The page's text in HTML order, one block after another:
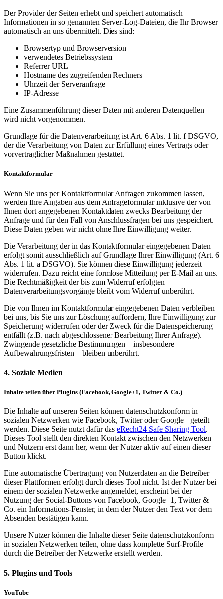
Der Provider der Seiten erhebt und speichert automatisch
Informationen in so genannten Server-Log-Dateien, die Ihr Browser
automatisch an uns übermittelt. Dies sind:
Browsertyp und Browserversion
verwendetes Betriebssystem
Referrer URL
Hostname des zugreifenden Rechners
Uhrzeit der Serveranfrage
IP-Adresse
Eine Zusammenführung dieser Daten mit anderen Datenquellen
wird nicht vorgenommen.
Grundlage für die Datenverarbeitung ist Art. 6 Abs. 1 lit. f DSGVO,
der die Verarbeitung von Daten zur Erfüllung eines Vertrags oder
vorvertraglicher Maßnahmen gestattet.
Kontaktformular
Wenn Sie uns per Kontaktformular Anfragen zukommen lassen,
werden Ihre Angaben aus dem Anfrageformular inklusive der von
Ihnen dort angegebenen Kontaktdaten zwecks Bearbeitung der
Anfrage und für den Fall von Anschlussfragen bei uns gespeichert.
Diese Daten geben wir nicht ohne Ihre Einwilligung weiter.
Die Verarbeitung der in das Kontaktformular eingegebenen Daten
erfolgt somit ausschließlich auf Grundlage Ihrer Einwilligung (Art. 6
Abs. 1 lit. a DSGVO). Sie können diese Einwilligung jederzeit
widerrufen. Dazu reicht eine formlose Mitteilung per E-Mail an uns.
Die Rechtmäßigkeit der bis zum Widerruf erfolgten
Datenverarbeitungsvorgänge bleibt vom Widerruf unberührt.
Die von Ihnen im Kontaktformular eingegebenen Daten verbleiben
bei uns, bis Sie uns zur Löschung auffordern, Ihre Einwilligung zur
Speicherung widerrufen oder der Zweck für die Datenspeicherung
entfällt (z.B. nach abgeschlossener Bearbeitung Ihrer Anfrage).
Zwingende gesetzliche Bestimmungen – insbesondere
Aufbewahrungsfristen – bleiben unberührt.
4. Soziale Medien
Inhalte teilen über Plugins (Facebook, Google+1, Twitter & Co.)
Die Inhalte auf unseren Seiten können datenschutzkonform in
sozialen Netzwerken wie Facebook, Twitter oder Google+ geteilt
werden. Diese Seite nutzt dafür das eRecht24 Safe Sharing Tool.
Dieses Tool stellt den direkten Kontakt zwischen den Netzwerken
und Nutzern erst dann her, wenn der Nutzer aktiv auf einen dieser
Button klickt.
Eine automatische Übertragung von Nutzerdaten an die Betreiber
dieser Plattformen erfolgt durch dieses Tool nicht. Ist der Nutzer bei
einem der sozialen Netzwerke angemeldet, erscheint bei der
Nutzung der Social-Buttons von Facebook, Google+1, Twitter &
Co. ein Informations-Fenster, in dem der Nutzer den Text vor dem
Absenden bestätigen kann.
Unsere Nutzer können die Inhalte dieser Seite datenschutzkonform
in sozialen Netzwerken teilen, ohne dass komplette Surf-Profile
durch die Betreiber der Netzwerke erstellt werden.
5. Plugins und Tools
YouTube